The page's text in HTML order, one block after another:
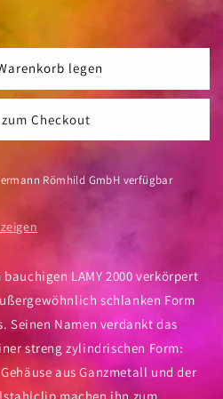
legen
Checkout
Römhild GmbH verfügbar
LAMY 2000 verkörpert
schlanken Form
Seinen Namen verdankt das
streng zylindrischen Form:
aus Ganzmetall und der
machen ihn zum